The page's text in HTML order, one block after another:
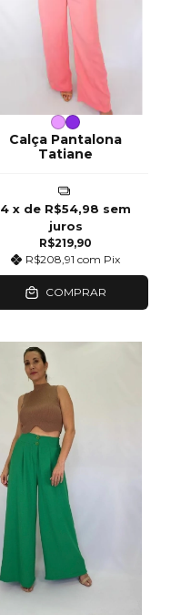
Calça Pantalona
Tatiane
R$219,90
R$208,91com Pix
4 x de R$54,98 sem
juros
COMPRAR